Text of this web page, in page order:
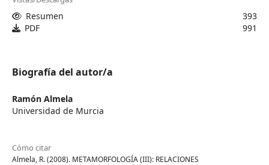
Resumen
393
PDF
991
Biografía del autor/a
Ramón Almela
Universidad de Murcia
Cómo citar
Almela, R. (2008). METAMORFOLOGÍA (III): RELACIONES